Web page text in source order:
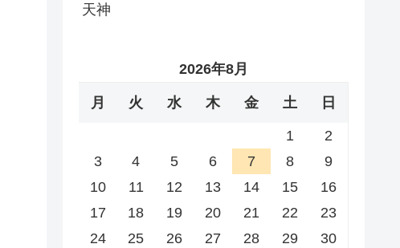
天神
2026年8月
月 火 水 木 金 土 日
1
2
3
4 5 6 7 8
9
10
11 12 13 14 15
16
17
18 19 20 21 22
23
24
25 26 27 28 29
30